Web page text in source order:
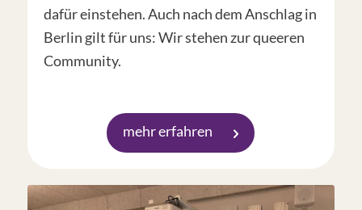
dafür einstehen. Auch nach dem Anschlag in
Berlin gilt für uns: Wir stehen zur queeren
Community.
mehr erfahren